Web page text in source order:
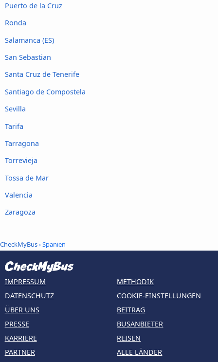
Puerto de la Cruz
Ronda
Salamanca (ES)
San Sebastian
Santa Cruz de Tenerife
Santiago de Compostela
Sevilla
Tarifa
Tarragona
Torrevieja
Tossa de Mar
Valencia
Zaragoza
CheckMyBus› Spanien
IMPRESSUM
DATENSCHUTZ
ÜBER UNS
PRESSE
KARRIERE
PARTNER
METHODIK
COOKIE-EINSTELLUNGEN
BEITRAG
BUSANBIETER
REISEN
ALLE LÄNDER